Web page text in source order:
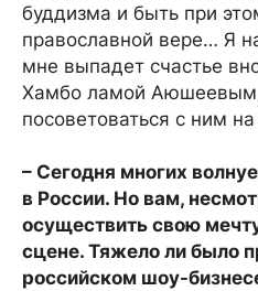
буддизма и быть при
православной вере… Я
мне выпадет счастье
Хамбо ламой
посоветоваться с ним на
– Сегодня многих
в России. Но вам,
осуществить свою
сцене. Тяжело ли было
российском шоу-